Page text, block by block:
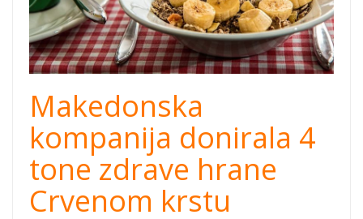
Makedonska
kompanija donirala 4
tone zdrave hrane
Crvenom krstu